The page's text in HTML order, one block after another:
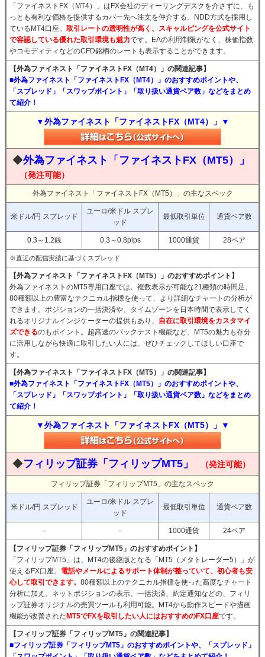
「ファイネストFX（MT4）」はFX会社のディーリングデスクを介さずに、も
っとも有利な価格を提供するカバー先へ注文を仲介する、NDD方式を採用し
ているMT4口座。 取引レートの透明性が高く、スキャルピングを公式サイト
で容認している優れた取引環境も魅力です。EAの利用制限がなく、株価指数
やコモディティなどのCFD銘柄のレートも表示することができます。
【外為ファイネスト「ファイネストFX（MT4）」の関連記事】
■外為ファイネスト「ファイネストFX（MT4）」のおすすめポイントや、
「スプレッド」「スワップポイント」「取り扱い通貨ペア数」などをまとめ
て紹介！
▼外為ファイネスト「ファイネストFX（MT4）」▼
◆外為ファイネスト「ファイネストFX（MT5）」
（発注可能）
外為ファイネスト「ファイネストFX（MT5）」の主なスペック
米ドル/円 スプレッド
ユーロ/米ドル スプレ
ッド
最低取引単位 通貨ペア数
0.3～1.2銭 0.3～0.8pips 1000通貨 28ペア
※直近の配信実績に基づくスプレッド
【外為ファイネスト「ファイネストFX（MT5）」のおすすめポイント】
外為ファイネストのMT5専用口座では、複数表示が可能な21種類の時間足、
80種類以上の豊富なテクニカル指標を使って、より詳細なチャートの分析が
できます。ポジションの一括決済や、タイムゾーンを日本時間で表示してく
れるオリジナルインジケーターの提供もあり、 自在に取引環境をカスタマイ
ズできるのもポイント。超高速のバックテスト機能など、MT5の魅力も存分
に活用しながら快適に取引したい人には、ぜひチェックしてほしい口座で
す。
【外為ファイネスト「ファイネストFX（MT5）」の関連記事】
■外為ファイネスト「ファイネストFX（MT5）」のおすすめポイントや、
「スプレッド」「スワップポイント」「取り扱い通貨ペア数」などをまとめ
て紹介！
▼外為ファイネスト「ファイネストFX（MT5）」▼
◆フィリップ証券「フィリップMT5」 （発注可能）
フィリップ証券「フィリップMT5」の主なスペック
米ドル/円 スプレッド
ユーロ/米ドル スプレ
ッド
最低取引単位 通貨ペア数
－ － 1000通貨 24ペア
【フィリップ証券「フィリップMT5」のおすすめポイント】
「フィリップMT5」は、MT4の後継版となる「MT5（メタトレーダー5）」が
使えるFX口座。 電話やメールによるサポート体制が整っていて、初心者も安
心して取引できます。 80種類以上のテクニカル指標を使った高度なチャート
分析に加え、ネットポジションの表示、一括決済、約定通知などの、フィリ
ップ証券オリジナルの売買ツールも利用可能。MT4から動作スピードや描画
機能が改善された MT5でFXを取引したい人にはおすすめのFX口座です。
【フィリップ証券「フィリップMT5」の関連記事】
■フィリップ証券「フィリップMT5」のおすすめポイントや、「スプレッド」